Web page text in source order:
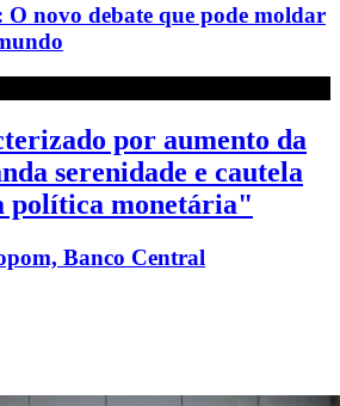
O novo debate que pode moldar
por aumento da
serenidade e cautela
política monetária"
Banco Central